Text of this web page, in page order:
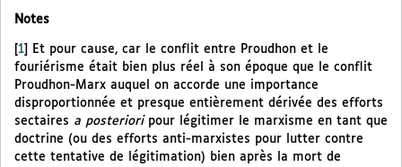
Notes
1
Et pour cause, car le conflit entre Proudhon et le
fouriérisme était bien plus réel à son époque que le conflit
Proudhon-Marx auquel on accorde une importance
disproportionnée et presque entièrement dérivée des efforts
sectaires a posterioripour légitimer le marxisme en tant que
doctrine (ou des efforts anti-marxistes pour lutter contre
cette tentative de légitimation) bien après la mort de